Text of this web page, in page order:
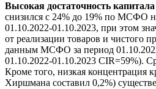
Высокая достаточность
снизился с 24% до 19% по МСФО
01.10.2022-01.10.2023, при этом
от реализации товаров и чистого
данным МСФО за период
01.10.2022-01.10.2023 CIR=59%).
Кроме того, низкая концентрация
Хиршмана составил 0,2%)